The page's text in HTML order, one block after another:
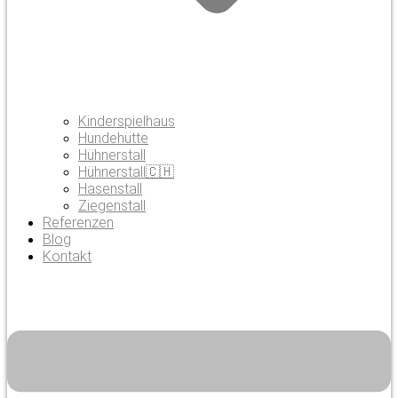
Kinderspielhaus
Hundehütte
Hühnerstall
Hühnerstall🇨🇭
Hasenstall
Ziegenstall
Referenzen
Blog
Kontakt